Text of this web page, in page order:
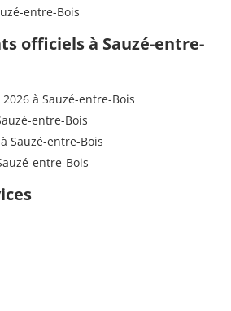
entre-Bois
officiels à Sauzé-entre-
à Sauzé-entre-Bois
entre-Bois
Sauzé-entre-Bois
entre-Bois